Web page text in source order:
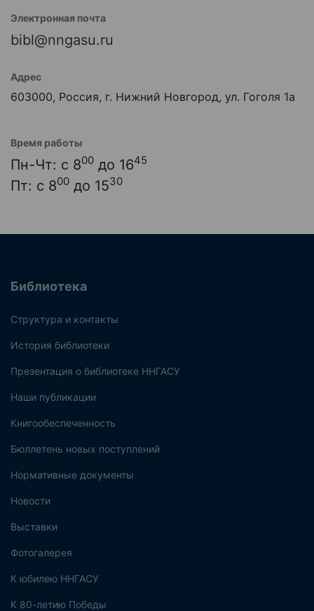
Электронная почта
bibl@nngasu.ru
Адрес
603000, Россия, г. Нижний Новгород, ул. Гоголя 1а
Время работы
Пн-Чт: с 800 до 1645
Пт: с 800 до 1530
Библиотека
Структура и контакты
История библиотеки
Презентация о библиотеке ННГАСУ
Наши публикации
Книгообеспеченность
Бюллетень новых поступлений
Нормативные документы
Новости
Выставки
Фотогалерея
К юбилею ННГАСУ
К 80-летию Победы